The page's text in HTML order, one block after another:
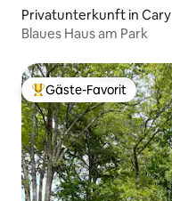
Privatunterkunft in Cary
Blaues Haus am Park
Beliebter Gäste-Favorit.
Gäste-Favorit